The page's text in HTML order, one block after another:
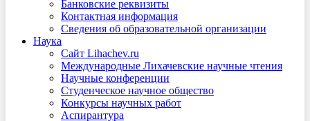
Банковские реквизиты
Контактная информация
Сведения об образовательной организации
Наука
Сайт Lihachev.ru
Международные Лихачевские научные чтения
Научные конференции
Студенческое научное общество
Конкурсы научных работ
Аспирантура